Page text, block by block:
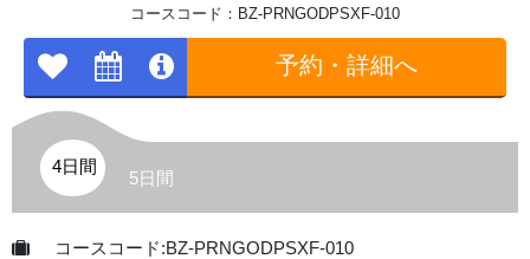
コースコード：BZ-PRNGODPSXF-010
予約・詳細へ
4日間
5日間
コースコード:BZ-PRNGODPSXF-010